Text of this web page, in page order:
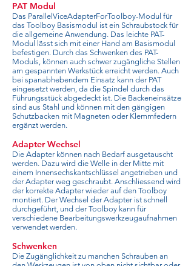
PAT Modul
Das ParallelViceAdapterForToolboy-Modul für
das Toolboy Basismodul ist ein Schraubstock für
die allgemeine Anwendung. Das leichte PAT-
Modul lässt sich mit einer Hand am Basismodul
befestigen. Durch das Schwenken des PAT-
Moduls, können auch schwer zugängliche Stellen
am gespannten Werkstück erreicht werden. Auch
bei spanabhebendem Einsatz kann der PAT
eingesetzt werden, da die Spindel durch das
Führungsstück abgedeckt ist. Die Backeneinsätze
sind aus Stahl und können mit den gängigen
Schutzbacken mit Magneten oder Klemmfedern
ergänzt werden.
Adapter Wechsel
Die Adapter können nach Bedarf ausgetauscht
werden. Dazu wird die Welle in der Mitte mit
einem Innensechskantschlüssel angetrieben und
der Adapter weg geschraubt. Anschliessend wird
der korrekte Adapter wieder auf den Toolboy
montiert. Der Wechsel der Adapter ist schnell
durchgeführt, und der Toolboy kann für
verschiedene Bearbeitungswerkzeugaufnahmen
verwendet werden.
Schwenken
Die Zugänglichkeit zu manchen Schrauben an